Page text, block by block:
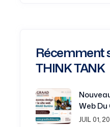
Récemment
THINK TANK
Web Du
JUIL 01,